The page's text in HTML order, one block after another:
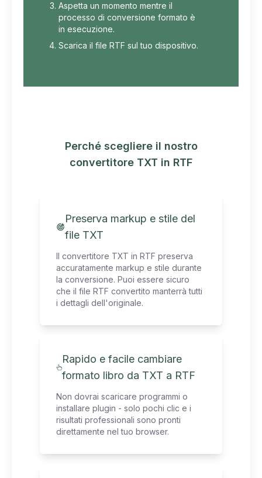
Aspetta un momento mentre il
processo di conversione formato è
in esecuzione.
Scarica il file RTF sul tuo dispositivo.
Perché scegliere il nostro
convertitore TXT in RTF
Preserva markup e stile del
file TXT
Il convertitore TXT in RTF preserva
accuratamente markup e stile durante
la conversione. Puoi essere sicuro
che il file RTF convertito manterrà tutti
i dettagli dell'originale.
Rapido e facile cambiare
formato libro da TXT a RTF
Non dovrai scaricare programmi o
installare plugin - solo pochi clic e i
risultati professionali sono pronti
direttamente nel tuo browser.